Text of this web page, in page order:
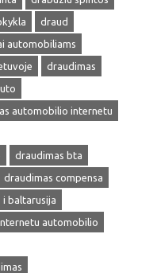
draud
automobiliams
draudimas
automobilio internetu
draudimas bta
draudimas compensa
i baltarusija
automobilio